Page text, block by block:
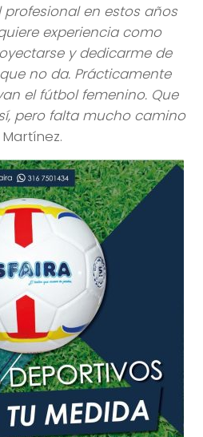
profesional en estos años
experiencia como
y dedicarme de
no da. Prácticamente
el fútbol femenino. Que
pero falta mucho camino